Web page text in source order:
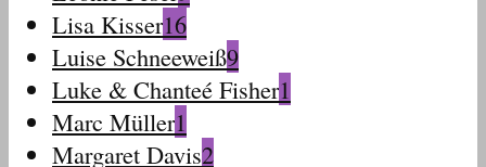
Lisa Kisser16
Luise Schneeweiß9
Luke & Chanteé Fisher1
Marc Müller1
Margaret Davis2